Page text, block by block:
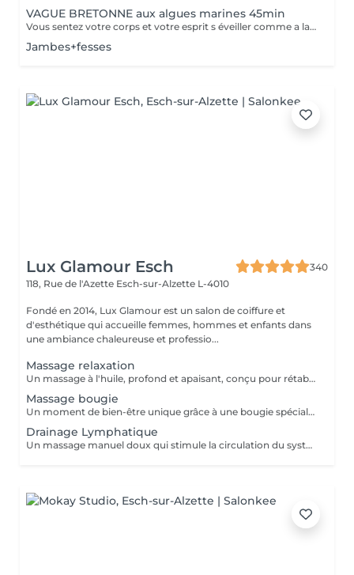
VAGUE BRETONNE aux algues marines 45min
Vous sentez votre corps et votre esprit s éveiller comme a la suite d un bain dans l OCEAN. Vous vous tonicité et leur confort. sentez légère et revitalisée. Vos jambes retrouvent leur tonicité et leur confort
Jambes+fesses
Lux Glamour Esch
340
118, Rue de l'Azette Esch-sur-Alzette L-4010
Fondé en 2014, Lux Glamour est un salon de coiffure et
d'esthétique qui accueille femmes, hommes et enfants dans
une ambiance chaleureuse et professio...
Massage relaxation
Un massage à l'huile, profond et apaisant, conçu pour rétablir l'équilibre entre le corps et l'esprit. Il aide à réduire l'anxiété, soulager les tensions et les douleurs musculaires, tout en procurant une profonde sensation de bien-être. Un véritable moment de lâcher-prise pour retrouver calme, sérénité et énergie intérieure.
Massage bougie
Un moment de bien-être unique grâce à une bougie spécialement conçue pour la massage, dont la cire fond en une huile tiède et soyeuse. Ce massage procure une chaleur douce et enveloppante qui apaise les tensions, calme l'anxiété et aide à lutter contre la fatigue. Parfait pour les personnes stressées ou en quête de relaxation profonde.
Drainage Lymphatique
Un massage manuel doux qui stimule la circulation du système lymphatique, favorisant l'élimination des toxines et la réduction des gonflements (lympdèmes) causés par l'accumulation de la lymphe. Idéal pour améliorer la circulation, détoxiquer l'organisme et soulager la sensation de jambes lourdes.